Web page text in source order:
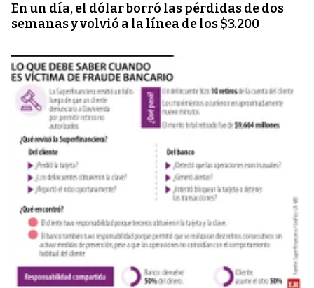
En un día, el dólar borró las pérdidas de dos
semanas y volvió a la línea de los $3.200